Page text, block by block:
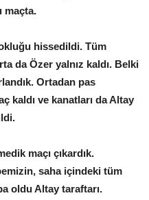
maçta.
hissedildi. Tüm
da Özer yalnız kaldı. Belki
Ortadan pas
kaldı ve kanatları da Altay
maçı çıkardık.
saha içindeki tüm
oldu Altay taraftarı.